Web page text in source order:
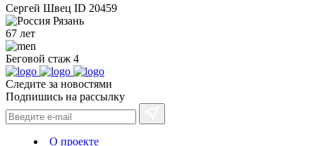
Сергей Швец ID 20459
Рязань
67 лет
Беговой стаж 4
Следите за новостями
Подпишись на рассылку
О проекте